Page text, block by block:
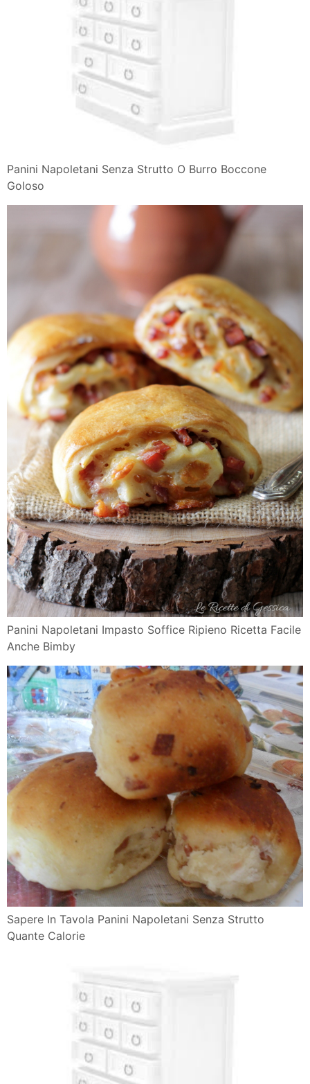
Panini Napoletani Senza Strutto O Burro Boccone
Goloso
Panini Napoletani Impasto Soffice Ripieno Ricetta Facile
Anche Bimby
Sapere In Tavola Panini Napoletani Senza Strutto
Quante Calorie